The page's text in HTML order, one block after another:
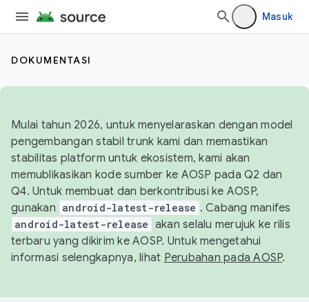
Masuk
DOKUMENTASI
Mulai tahun 2026, untuk menyelaraskan dengan model
pengembangan stabil trunk kami dan memastikan
stabilitas platform untuk ekosistem, kami akan
memublikasikan kode sumber ke AOSP pada Q2 dan
Q4. Untuk membuat dan berkontribusi ke AOSP,
gunakan android-latest-release . Cabang manifes
android-latest-release akan selalu merujuk ke rilis
terbaru yang dikirim ke AOSP. Untuk mengetahui
informasi selengkapnya, lihat Perubahan pada AOSP.